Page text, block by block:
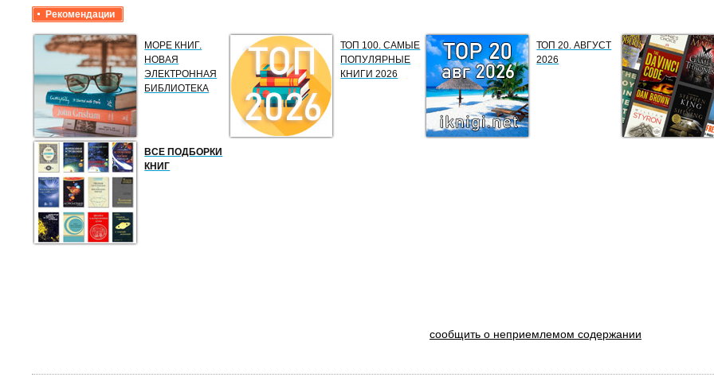
Рекомендации
МОРЕ КНИГ.
НОВАЯ
ЭЛЕКТРОННАЯ
БИБЛИОТЕКА
ТОП 100. САМЫЕ
ПОПУЛЯРНЫЕ
КНИГИ 2026
ТОП 20. АВГУСТ
2026
ВСЕ ПОДБОРКИ
КНИГ
сообщить о неприемлемом содержании